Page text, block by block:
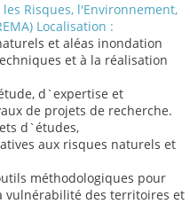
Risques, l'Environnement,
Localisation :
et aléas inondation
et à la réalisation
d`expertise et
de projets de recherche.
d`études,
aux risques naturels et
méthodologiques pour
vulnérabilité des territoires et